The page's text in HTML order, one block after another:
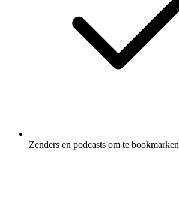
Zenders en podcasts om te bookmarken